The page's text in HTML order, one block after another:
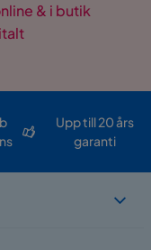
& i butik
Upp till 20 års
garanti